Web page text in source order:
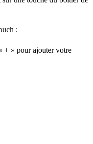
:
+ » pour ajouter votre